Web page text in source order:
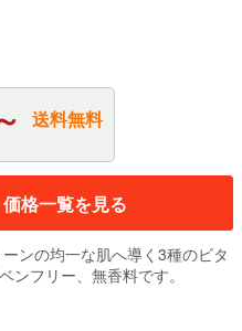
送料無料
格一覧を見る
ンの均一な肌へ導く3種のビタ
ンフリー、無香料です。